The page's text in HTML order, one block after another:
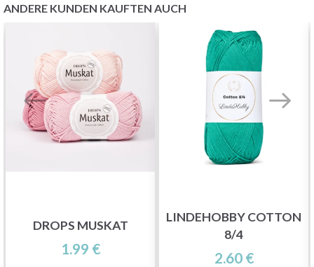
ANDERE KUNDEN KAUFTEN AUCH
DROPS MUSKAT
1.99 €
LINDEHOBBY COTTON
8/4
2.60 €